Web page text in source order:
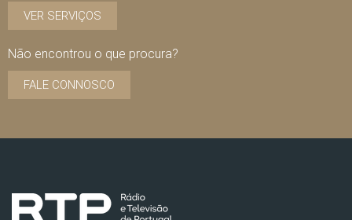
VER SERVIÇOS
Não encontrou o que procura?
FALE CONNOSCO